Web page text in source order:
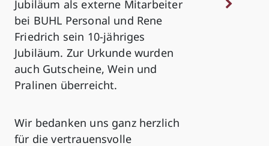
Jubiläum als externe Mitarbeiter
bei BUHL Personal und Rene
Friedrich sein 10-jähriges
Jubiläum. Zur Urkunde wurden
auch Gutscheine, Wein und
Pralinen überreicht.
Wir bedanken uns ganz herzlich
für die vertrauensvolle